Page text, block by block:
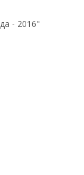
- 2016"